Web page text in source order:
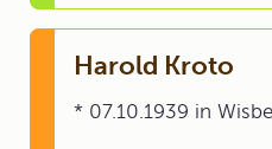
Harold Kroto
* 07.10.1939 in